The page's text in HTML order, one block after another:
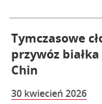
Tymczasowe
przywóz
Chin
30 kwiecień 2026